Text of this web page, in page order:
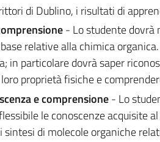
di Dublino, i risultati di
- Lo studente dovrà
relative alla chimica
in particolare dovrà saper
proprietà fisiche e
e comprensione- Lo
le conoscenze acquisite
di molecole organiche